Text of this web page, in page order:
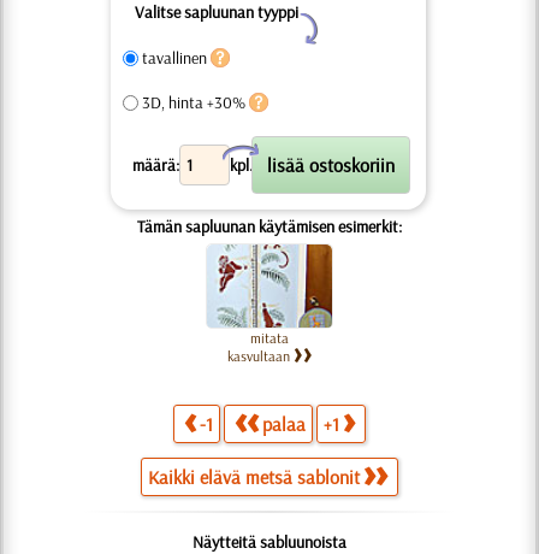
Valitse sapluunan tyyppi
Y
tavallinen
3D, hinta +30%
määrä: kpl.
X
Tämän sapluunan käytämisen esimerkit:
mitata
kasvultaan
-1 palaa +1
Kaikki elävä metsä sablonit
Näytteitä sabluunoista